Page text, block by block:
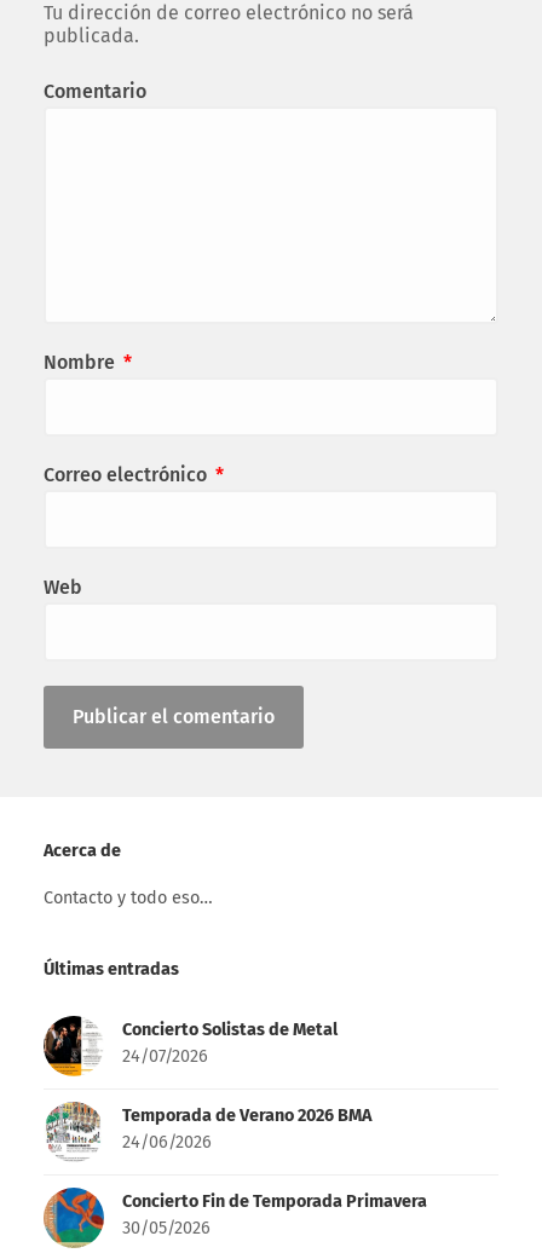
Tu dirección de correo electrónico no será
publicada.
Comentario
Nombre *
Correo electrónico *
Web
Acerca de
Contacto y todo eso…
Últimas entradas
Concierto Solistas de Metal
24/07/2026
Temporada de Verano 2026 BMA
24/06/2026
Concierto Fin de Temporada Primavera
30/05/2026